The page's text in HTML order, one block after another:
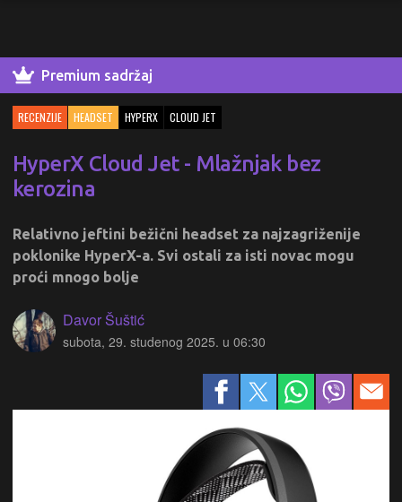
Premium sadržaj
RECENZIJE HEADSET HYPERX CLOUD JET
HyperX Cloud Jet - Mlažnjak bez
kerozina
Relativno jeftini bežični headset za najzagriženije
poklonike HyperX-a. Svi ostali za isti novac mogu
proći mnogo bolje
Davor Šuštić
subota, 29. studenog 2025. u 06:30